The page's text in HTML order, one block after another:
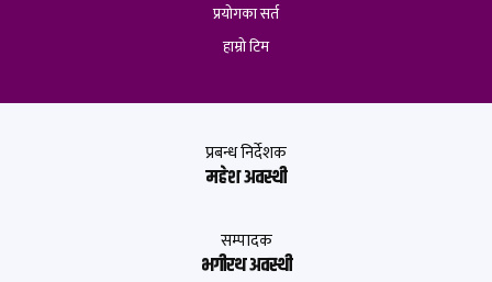
प्रयोगका सर्त
हाम्रो टिम
प्रबन्ध निर्देशक
महेश अवस्थी
सम्पादक
भगीरथ अवस्थी